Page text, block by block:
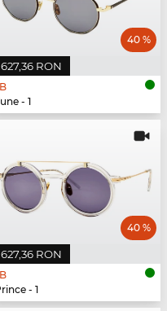
627,36 RON
40 %
- 1
627,36 RON
40 %
- 1